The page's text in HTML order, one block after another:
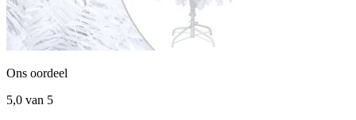
Ons oordeel
5,0 van 5